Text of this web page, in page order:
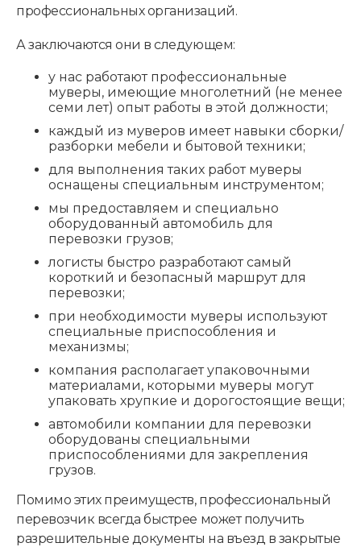
профессиональных организаций.
А заключаются они в следующем:
у нас работают профессиональные
муверы, имеющие многолетний (не менее
семи лет) опыт работы в этой должности;
каждый из муверов имеет навыки сборки/
разборки мебели и бытовой техники;
для выполнения таких работ муверы
оснащены специальным инструментом;
мы предоставляем и специально
оборудованный автомобиль для
перевозки грузов;
логисты быстро разработают самый
короткий и безопасный маршрут для
перевозки;
при необходимости муверы используют
специальные приспособления и
механизмы;
компания располагает упаковочными
материалами, которыми муверы могут
упаковать хрупкие и дорогостоящие вещи;
автомобили компании для перевозки
оборудованы специальными
приспособлениями для закрепления
грузов.
Помимо этих преимуществ, профессиональный
перевозчик всегда быстрее может получить
разрешительные документы на въезд в закрытые